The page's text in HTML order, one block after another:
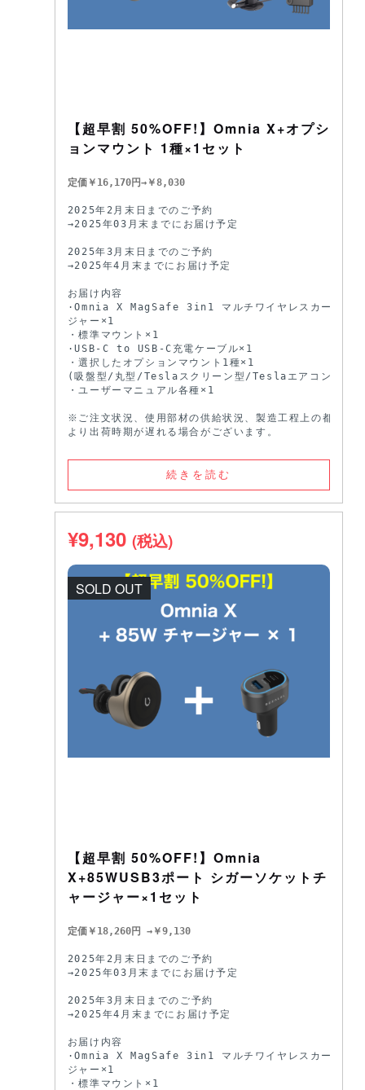
【超早割 50%OFF!】Omnia X+オプシ
ョンマウント 1種×1セット
定価￥16,170円→￥8,030
2025年2月末日までのご予約
→2025年03月末までにお届け予定
2025年3月末日までのご予約
→2025年4月末までにお届け予定
お届け内容
·Omnia X MagSafe 3in1 マルチワイヤレスカーチャー
ジャー×1
・標準マウント×1
·USB-C to USB-C充電ケーブル×1
・選択したオプションマウント1種×1
(吸盤型/丸型/Teslaスクリーン型/Teslaエアコン型)
・ユーザーマニュアル各種×1
※ご注文状況、使用部材の供給状況、製造工程上の都合等
より出荷時期が遅れる場合がございます。
続きを読む
¥9,130 (税込)
SOLD OUT
【超早割 50%OFF!】Omnia
X+85WUSB3ポート シガーソケットチ
ャージャー×1セット
定価￥18,260円 →￥9,130
2025年2月末日までのご予約
→2025年03月末までにお届け予定
2025年3月末日までのご予約
→2025年4月末までにお届け予定
お届け内容
·Omnia X MagSafe 3in1 マルチワイヤレスカーチャー
ジャー×1
・標準マウント×1